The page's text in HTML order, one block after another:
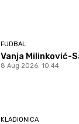
FUDBAL
Vanja Milinković-
8 Aug 2026. 10:44
KLADIONICA